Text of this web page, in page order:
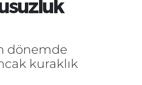
dönemde
kuraklık